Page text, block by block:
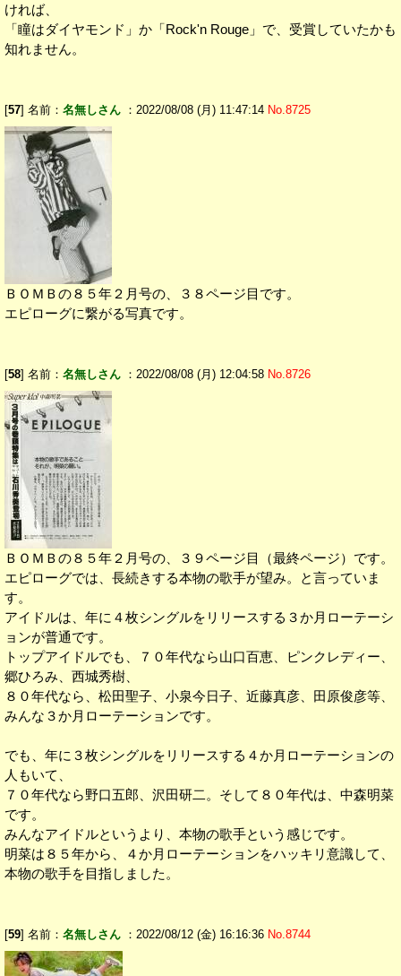
ければ、
「瞳はダイヤモンド」か「Rock'n Rouge」で、受賞していたかも
知れません。
[57] 名前： 名無しさん ：2022/08/08 (月) 11:47:14 No.8725
ＢＯＭＢの８５年２月号の、３８ページ目です。
エピローグに繋がる写真です。
[58] 名前： 名無しさん ：2022/08/08 (月) 12:04:58 No.8726
ＢＯＭＢの８５年２月号の、３９ページ目（最終ページ）です。
エピローグでは、長続きする本物の歌手が望み。と言っていま
す。
アイドルは、年に４枚シングルをリリースする３か月ローテーシ
ョンが普通です。
トップアイドルでも、７０年代なら山口百恵、ピンクレディー、
郷ひろみ、西城秀樹、
８０年代なら、松田聖子、小泉今日子、近藤真彦、田原俊彦等、
みんな３か月ローテーションです。
でも、年に３枚シングルをリリースする４か月ローテーションの
人もいて、
７０年代なら野口五郎、沢田研二。そして８０年代は、中森明菜
です。
みんなアイドルというより、本物の歌手という感じです。
明菜は８５年から、４か月ローテーションをハッキリ意識して、
本物の歌手を目指しました。
[59] 名前： 名無しさん ：2022/08/12 (金) 16:16:36 No.8744